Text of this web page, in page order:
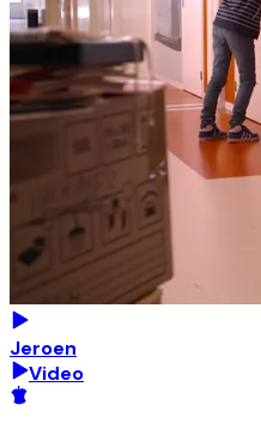
Jeroen
Video